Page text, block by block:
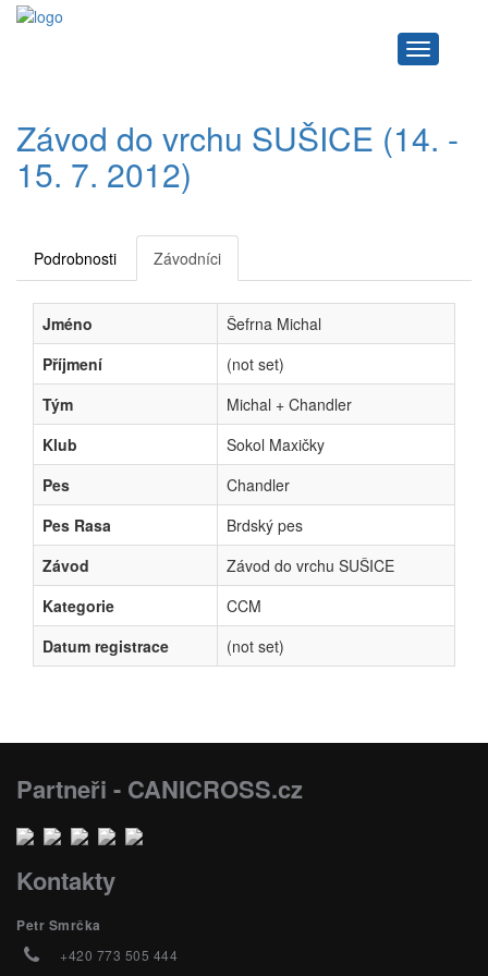
Navigace
Závod do vrchu SUŠICE (14. -
15. 7. 2012)
Podrobnosti Závodníci
Jméno
Šefrna Michal
Příjmení
(not set)
Tým
Michal + Chandler
Klub
Sokol Maxičky
Pes
Chandler
Pes Rasa
Brdský pes
Závod
Závod do vrchu SUŠICE
Kategorie
CCM
Datum registrace
(not set)
Partneři - CANICROSS.cz
Kontakty
Petr Smrčka
+420 773 505 444